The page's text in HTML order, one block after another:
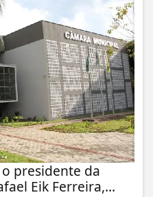
presidente da
Eik Ferreira,...